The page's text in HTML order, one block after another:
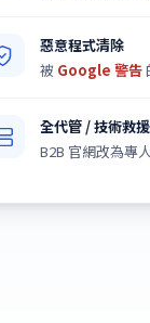
惡意程式清除
被 Google 警告
全代管 / 技術救援
B2B 官網改為專